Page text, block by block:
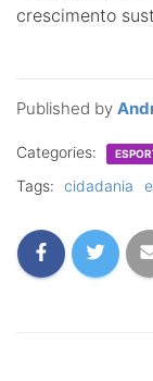
Published by
crescimento
Categories:
Tags: cidadania